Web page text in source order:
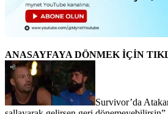
ANASAYFAYA DÖNMEK İÇİN
Survivor’da